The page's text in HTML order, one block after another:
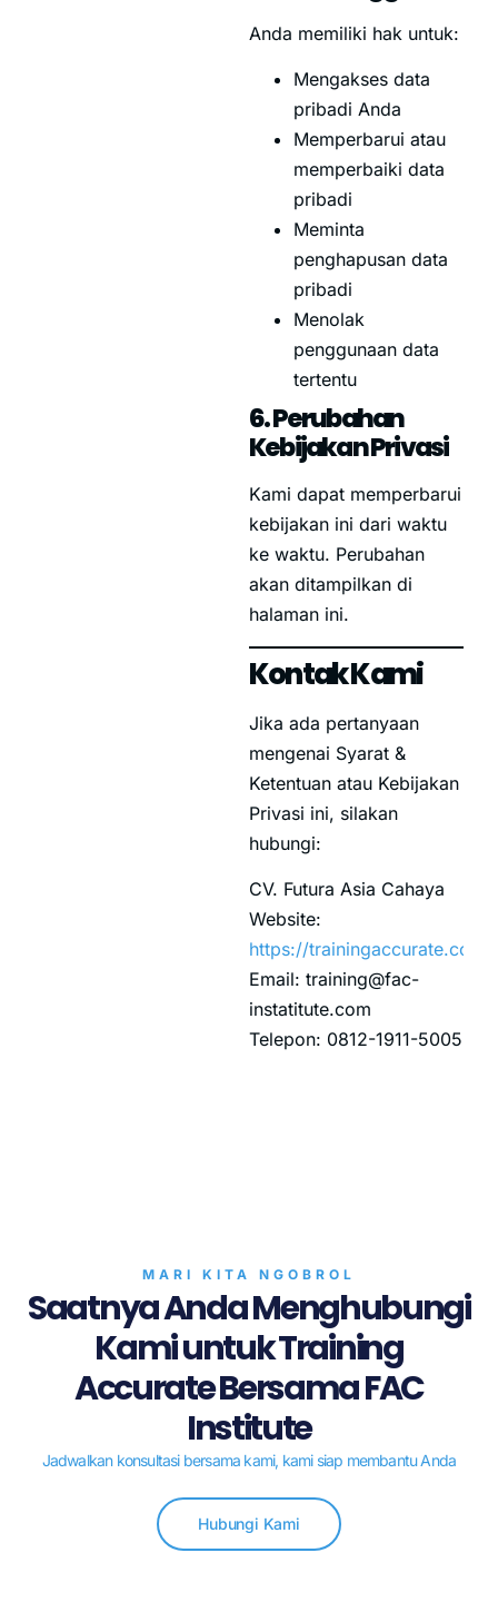
Anda memiliki hak untuk:
Mengakses data
pribadi Anda
Memperbarui atau
memperbaiki data
pribadi
Meminta
penghapusan data
pribadi
Menolak
penggunaan data
tertentu
6. Perubahan
Kebijakan Privasi
Kami dapat memperbarui
kebijakan ini dari waktu
ke waktu. Perubahan
akan ditampilkan di
halaman ini.
Kontak Kami
Jika ada pertanyaan
mengenai Syarat &
Ketentuan atau Kebijakan
Privasi ini, silakan
hubungi:
CV. Futura Asia Cahaya
Website:
https://trainingaccurate.co.id
Email: training@fac-
instatitute.com
Telepon: 0812-1911-5005
MARI KITA NGOBROL
Saatnya Anda Menghubungi
Kami untuk Training
Accurate Bersama FAC
Institute
Jadwalkan konsultasi bersama kami, kami siap membantu Anda
Hubungi Kami